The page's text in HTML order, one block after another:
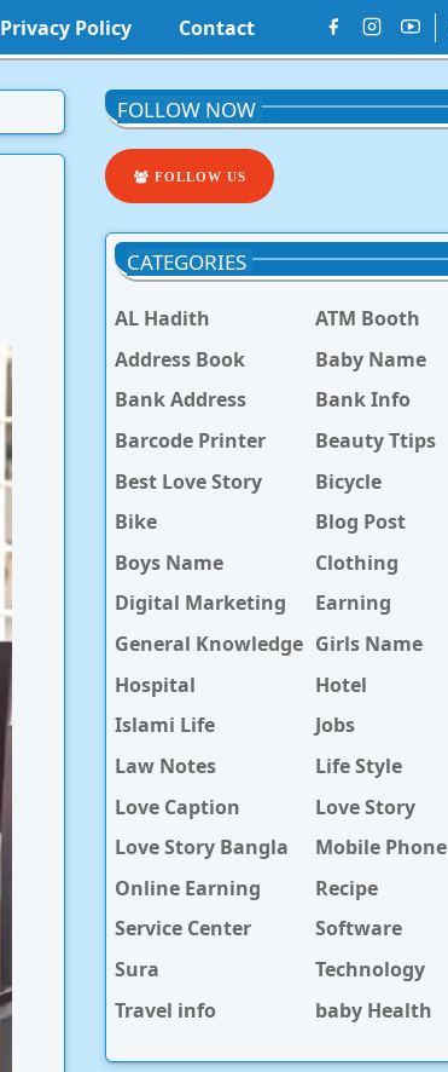
Privacy Policy Contact
FOLLOW NOW
FOLLOW US
CATEGORIES
AL Hadith
ATM Booth
Address Book
Baby Name
Bank Address
Bank Info
Barcode Printer
Beauty Ttips
Best Love Story
Bicycle
Bike
Blog Post
Boys Name
Clothing
Digital Marketing
Earning
General Knowledge Girls Name
Hospital
Hotel
Islami Life
Jobs
Law Notes
Life Style
Love Caption
Love Story
Love Story Bangla
Mobile Phone
Online Earning
Recipe
Service Center
Software
Sura
Technology
Travel info
baby Health